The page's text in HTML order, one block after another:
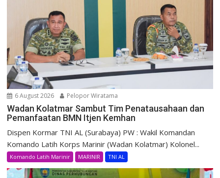
6 August 2026 Pelopor Wiratama
Wadan Kolatmar Sambut Tim Penatausahaan dan
Pemanfaatan BMN Itjen Kemhan
Dispen Kormar TNI AL (Surabaya) PW : Wakil Komandan
Komando Latih Korps Marinir (Wadan Kolatmar) Kolonel...
Komando Latih Marinir MARINIR TNI AL